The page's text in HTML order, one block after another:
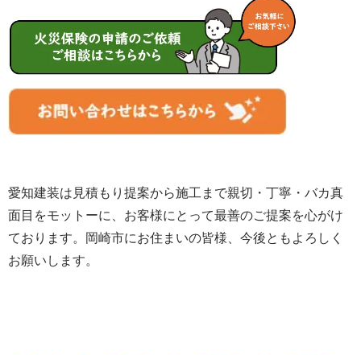
愛知建装は見積もり提案から施工まで親切・丁寧・バカ真
面目をモットーに、お客様にとって最善のご提案を心がけ
ております。岡崎市にお住まいの皆様、 今後ともよろしく
お願いします。